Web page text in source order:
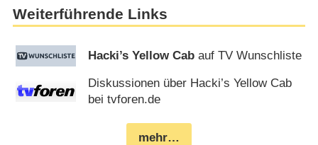
Weiterführende Links
Hacki’s Yellow Cab auf TV Wunschliste
Diskussionen über Hacki’s Yellow Cab
bei tvforen.de
mehr…